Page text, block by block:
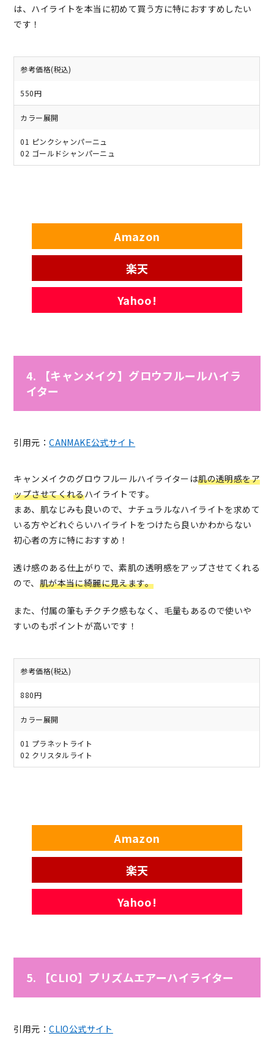
は、ハイライトを本当に初めて買う方に特におすすめしたい
です！
参考価格(税込)
550円
カラー展開
01 ピンクシャンパーニュ
02 ゴールドシャンパーニュ
Amazon
楽天
Yahoo!
4. 【キャンメイク】グロウフルールハイラ
イター
引用元：CANMAKE公式サイト
キャンメイクのグロウフルールハイライターは肌の透明感をア
ップさせてくれるハイライトです。
まあ、肌なじみも良いので、ナチュラルなハイライトを求めて
いる方やどれぐらいハイライトをつけたら良いかわからない
初心者の方に特におすすめ！
透け感のある仕上がりで、素肌の透明感をアップさせてくれる
ので、 肌が本当に綺麗に見えます。
また、付属の筆もチクチク感もなく、毛量もあるので使いや
すいのもポイントが高いです！
参考価格(税込)
880円
カラー展開
01 プラネットライト
02 クリスタルライト
Amazon
楽天
Yahoo!
5. 【CLIO】プリズムエアーハイライター
引用元：CLIO公式サイト